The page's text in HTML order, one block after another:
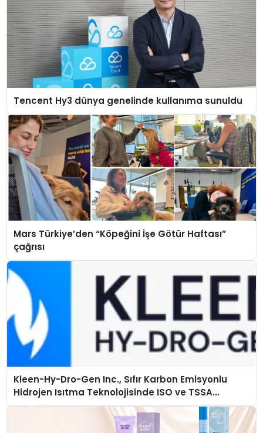
Tencent Hy3 dünya genelinde kullanıma sunuldu
Mars Türkiye’den “Köpeğini İşe Götür Haftası”
çağrısı
Kleen-Hy-Dro-Gen Inc., Sıfır Karbon Emisyonlu
Hidrojen Isıtma Teknolojisinde ISO ve TSSA
Düzenleyici Onaylarını Aldı